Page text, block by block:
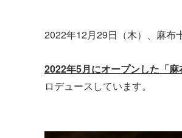
2022年12月29日（木）、麻布
2022年5月にオープンした「麻
ロデュースしています。